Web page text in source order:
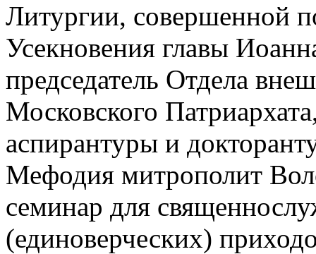
Литургии, совершенной
Усекновения главы
председатель Отдела
Московского
аспирантуры и
Мефодия митрополит
семинар для
(единоверческих)